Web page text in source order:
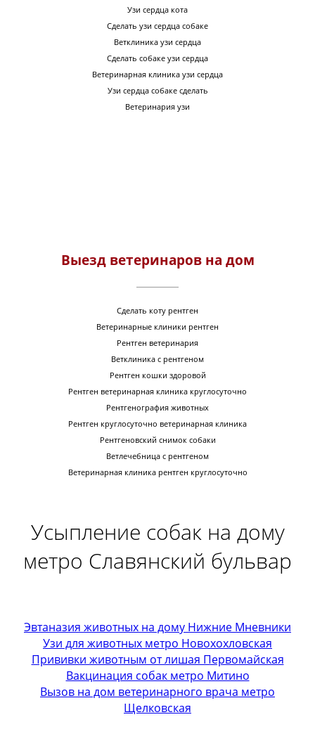
Узи сердца кота
Сделать узи сердца собаке
Ветклиника узи сердца
Сделать собаке узи сердца
Ветеринарная клиника узи сердца
Узи сердца собаке сделать
Ветеринария узи
Выезд ветеринаров на дом
Сделать коту рентген
Ветеринарные клиники рентген
Рентген ветеринария
Ветклиника с рентгеном
Рентген кошки здоровой
Рентген ветеринарная клиника круглосуточно
Рентгенография животных
Рентген круглосуточно ветеринарная клиника
Рентгеновский снимок собаки
Ветлечебница с рентгеном
Ветеринарная клиника рентген круглосуточно
Усыпление собак на дому
метро Славянский бульвар
Эвтаназия животных на дому Нижние Мневники
Узи для животных метро Новохохловская
Прививки животным от лишая Первомайская
Вакцинация собак метро Митино
Вызов на дом ветеринарного врача метро
Щелковская